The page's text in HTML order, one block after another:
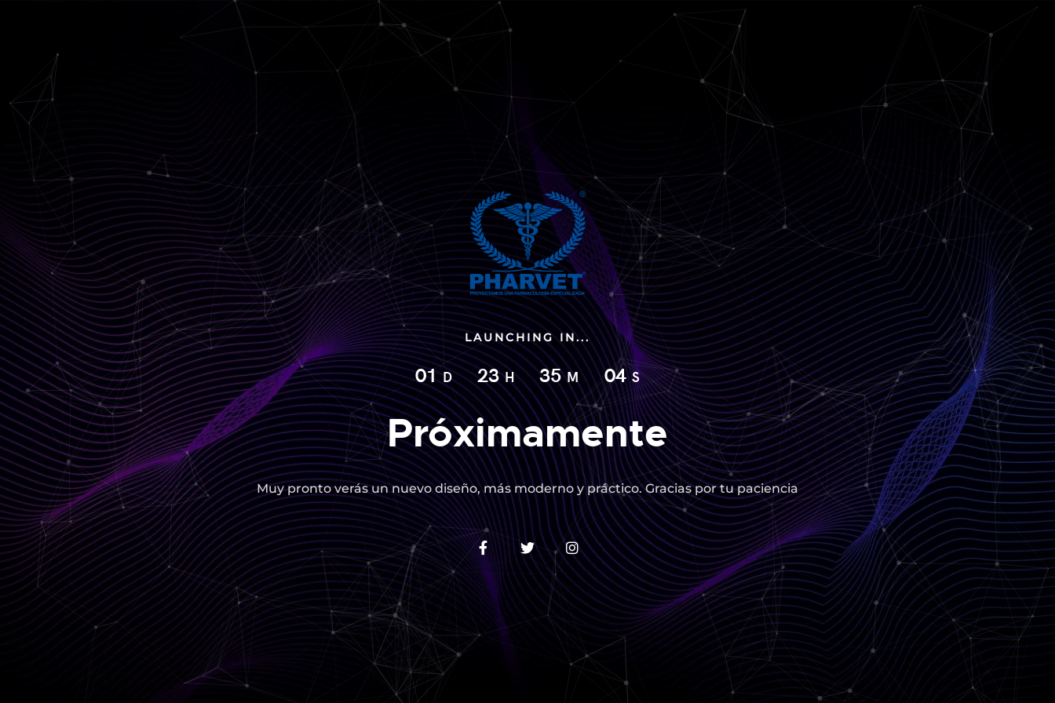
LAUNCHING IN...
01D 23H 35M 03S
Próximamente
Muy pronto verás un nuevo diseño, más moderno y práctico. Gracias por tu paciencia